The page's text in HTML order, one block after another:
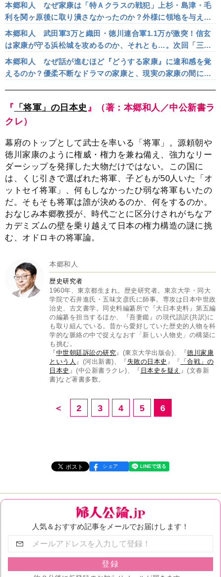
本郷和人 なぜ家康は「特Ａクラスの戦犯」上杉・島津・毛
利を関ヶ原後に取り潰さなかったのか？外様に領地を与え、
譜代に領地を与えなかった統治の妙
本郷和人 武田軍3万と織田・徳川連合軍1.1万が激突！信玄
は家康が守る浜松城を攻めるのか、それとも…。次回「三方
ヶ原合戦」の注目ポイントとは？
本郷和人 なぜ話が進むほど『どうする家康』に違和感を覚
えるのか？優柔不断なドラマの家康と、現実の家康の間に存
『 「将軍」の日本史 』（著：本郷和人／中公新書ラ
クレ）
幕府のトップとして武士を率いる「将軍」。源頼朝や
徳川家康のように権威・権力を兼ね備え、強力なリー
ダーシップを発揮した大物だけではない。この国に
は、くじ引きで選ばれた将軍、子どもが50人いた「オ
ットセイ将軍」、何もしなかったひ弱な将軍もいたの
だ。そもそも将軍は誰が決めるのか、何をするのか。
おなじみ本郷教授が、時代ごとに区分けされがちなア
カデミズムの壁を乗り越えて日本の権力構造の謎に挑
む、オドロキの将軍論。
本郷和人
歴史研究者
1960年、東京都生まれ。歴史研究者。東京大学・同大
学院で石井進氏・五味文彦氏に師事。専攻は日本中世政
治史、古文書学。同史料編纂所で『大日本史料』第五編
の編纂を担当するほか、『吾妻鑑』の現代語訳(共訳)に
も取り組んでいる。昔から愛好していた歴史的人物を科
学的な脈絡の中で捉えなおす「新しい人物史」の構築に
も挑む。
『中世朝廷訴訟の研究 』(東京大学出版会)、『徳川家康
という人 』(河出新書)、『 失敗の日本史 』『 「合戦」の
日本史 』(中公新書ラクレ)、『 日本史を疑え 』(文春新
書)など著書多数。
＜ 2 3 4 5 6
シェア